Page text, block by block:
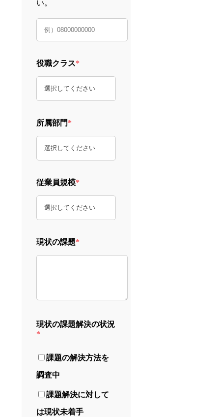
い。
役職クラス*
所属部門*
従業員規模*
現状の課題*
現状の課題解決の状況
*
課題の解決方法を
調査中
課題解決に対して
は現状未着手